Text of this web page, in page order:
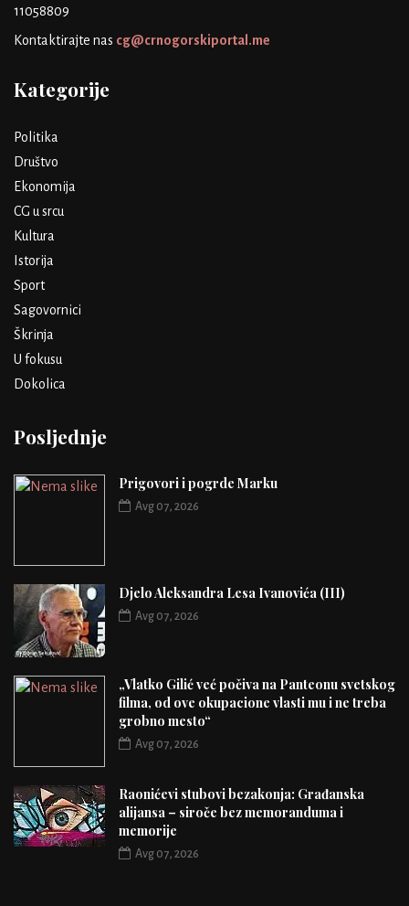
11058809
Kontaktirajte nas cg@crnogorskiportal.me
Kategorije
Politika
Društvo
Ekonomija
CG u srcu
Kultura
Istorija
Sport
Sagovornici
Škrinja
U fokusu
Dokolica
Posljednje
Prigovori i pogrde Marku
Avg 07, 2026
Djelo Aleksandra Lesa Ivanovića (III)
Avg 07, 2026
„Vlatko Gilić već počiva na Panteonu svetskog
filma, od ove okupacione vlasti mu i ne treba
grobno mesto“
Avg 07, 2026
Raonićevi stubovi bezakonja: Građanska
alijansa – siroče bez memoranduma i
memorije
Avg 07, 2026